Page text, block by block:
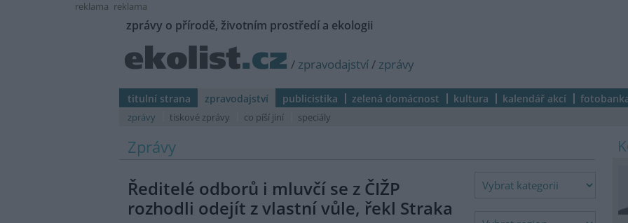
reklama reklama
zprávy o přírodě, životním prostředí a ekologii
/ zpravodajství/ zprávy
titulní strana zpravodajství publicistika zelená domácnost kultura kalendář akcí
zprávy tiskové zprávy co píší jiní speciály
Zprávy
Ředitelé odborů i mluvčí se z ČIŽP
rozhodli odejít z vlastní vůle, řekl Straka